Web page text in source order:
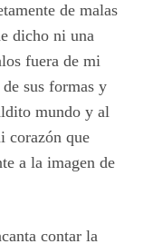
de malas
dicho ni una
fuera de mi
sus formas y
mundo y al
corazón que
a la imagen de
contar la